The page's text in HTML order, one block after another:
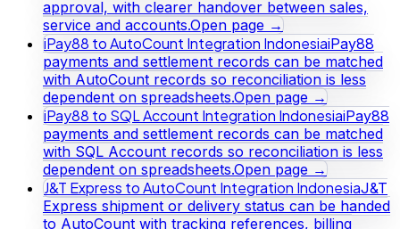
approval, with clearer handover between sales,
service and accounts.Open page →
iPay88 to AutoCount Integration IndonesiaiPay88
payments and settlement records can be matched
with AutoCount records so reconciliation is less
dependent on spreadsheets.Open page →
iPay88 to SQL Account Integration IndonesiaiPay88
payments and settlement records can be matched
with SQL Account records so reconciliation is less
dependent on spreadsheets.Open page →
J&T Express to AutoCount Integration IndonesiaJ&T
Express shipment or delivery status can be handed
to AutoCount with tracking references, billing